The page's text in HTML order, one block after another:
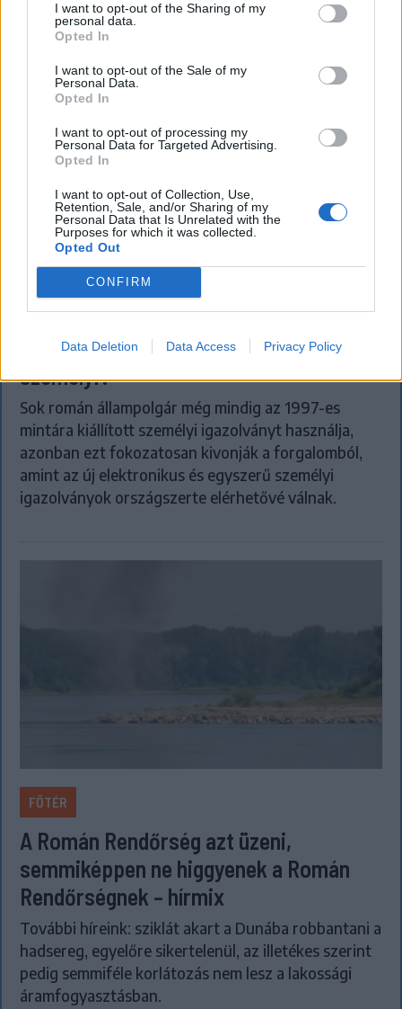
I want to opt-out of the Sharing of my
personal data.
Opted In
I want to opt-out of the Sale of my
Personal Data.
Opted In
I want to opt-out of processing my
Personal Data for Targeted Advertising.
Opted In
I want to opt-out of Collection, Use,
Retention, Sale, and/or Sharing of my
Personal Data that Is Unrelated with the
Purposes for which it was collected.
Opted Out
CONFIRM
Data Deletion Data Access Privacy Policy
KRÓNIKA
Meddig használható még a régi
személyi?
Sok román állampolgár még mindig az 1997-es
mintára kiállított személyi igazolványt használja,
azonban ezt fokozatosan kivonják a forgalomból,
amint az új elektronikus és egyszerű személyi
igazolványok országszerte elérhetővé válnak.
FŐTÉR
A Román Rendőrség azt üzeni,
semmiképpen ne higgyenek a Román
Rendőrségnek – hírmix
További híreink: sziklát akart a Dunába robbantani a
hadsereg, egyelőre sikertelenül, az illetékes szerint
pedig semmiféle korlátozás nem lesz a lakossági
áramfogyasztásban.